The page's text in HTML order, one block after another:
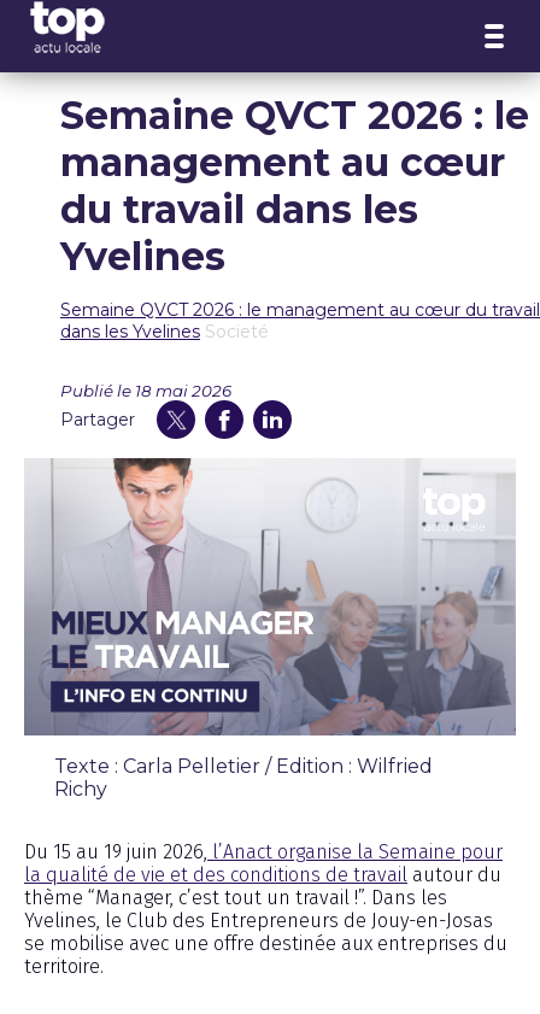
Semaine QVCT 2026 : le
management au cœur
du travail dans les
Yvelines
Semaine QVCT 2026 : le management au cœur du travail
dans les Yvelines Societé
Publié le 18 mai 2026
Partager
Texte : Carla Pelletier / Edition : Wilfried
Richy
Du 15 au 19 juin 2026, l’Anact organise la Semaine pour
la qualité de vie et des conditions de travail autour du
thème “Manager, c’est tout un travail !”. Dans les
Yvelines, le Club des Entrepreneurs de Jouy-en-Josas
se mobilise avec une offre destinée aux entreprises du
territoire.
Panneau de gestion des cookies